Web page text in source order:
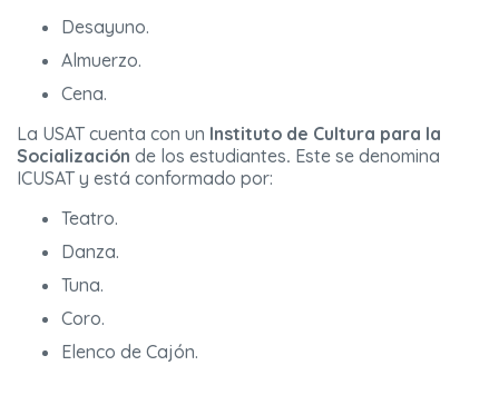
Desayuno.
Almuerzo.
Cena.
La USAT cuenta con un Instituto de Cultura para la
Socialización de los estudiantes. Este se denomina
ICUSAT y está conformado por:
Teatro.
Danza.
Tuna.
Coro.
Elenco de Cajón.